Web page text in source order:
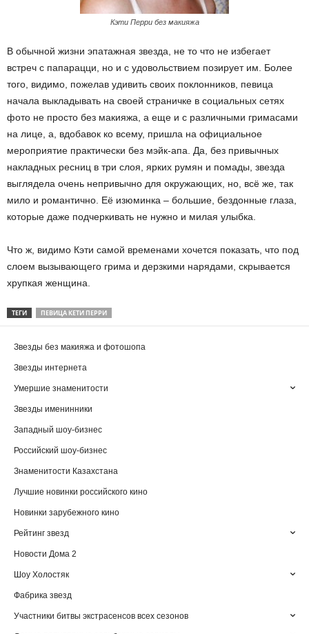
Кэти Перри без макияжа
В обычной жизни эпатажная звезда, не то что не избегает
встреч с папарацци, но и с удовольствием позирует им. Более
того, видимо, пожелав удивить своих поклонников, певица
начала выкладывать на своей страничке в социальных сетях
фото не просто без макияжа, а еще и с различными гримасами
на лице, а, вдобавок ко всему, пришла на официальное
мероприятие практически без мэйк-апа. Да, без привычных
накладных ресниц в три слоя, ярких румян и помады, звезда
выглядела очень непривычно для окружающих, но, всё же, так
мило и романтично. Её изюминка – большие, бездонные глаза,
которые даже подчеркивать не нужно и милая улыбка.
Что ж, видимо Кэти самой временами хочется показать, что под
слоем вызывающего грима и дерзкими нарядами, скрывается
хрупкая женщина.
ТЕГИ ПЕВИЦА КЕТИ ПЕРРИ
Звезды без макияжа и фотошопа
Звезды интернета
Умершие знаменитости
Звезды именинники
Западный шоу-бизнес
Российский шоу-бизнес
Знаменитости Казахстана
Лучшие новинки российского кино
Новинки зарубежного кино
Рейтинг звезд
Новости Дома 2
Шоу Холостяк
Фабрика звезд
Участники битвы экстрасенсов всех сезонов